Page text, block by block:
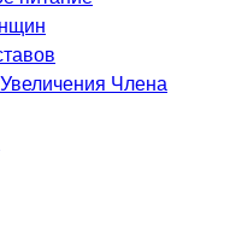
Члена